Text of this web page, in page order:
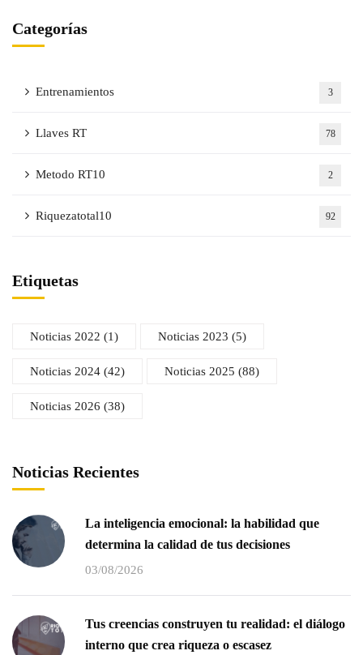
Categorías
Entrenamientos 3
Llaves RT 78
Metodo RT10 2
Riquezatotal10 92
Etiquetas
Noticias 2022 (1) Noticias 2023 (5)
Noticias 2024 (42) Noticias 2025 (88)
Noticias 2026 (38)
Noticias Recientes
La inteligencia emocional: la habilidad que
determina la calidad de tus decisiones
03/08/2026
Tus creencias construyen tu realidad: el diálogo
interno que crea riqueza o escasez